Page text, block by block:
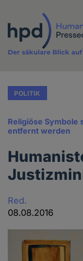
Inhalt
Der säkulare Blick
POLITIK
Religiöse Symbole
entfernt werden
Red.
08.08.2016